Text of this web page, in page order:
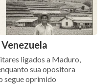
ligados a Maduro,
sua opositora
segue oprimido